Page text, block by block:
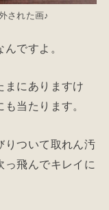
された画♪
ですよ。
まにありますけ
当たります。
りついて取れん汚
っ飛んでキレイに